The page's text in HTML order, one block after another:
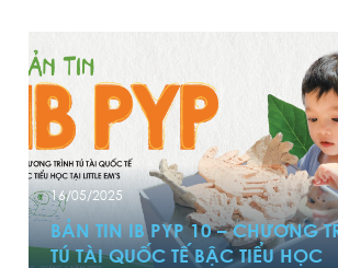
BẢN TIN IB PYP 10 – CHƯƠNG
TÚ TÀI QUỐC TẾ BẬC TIỂU HỌC
16/05/2025